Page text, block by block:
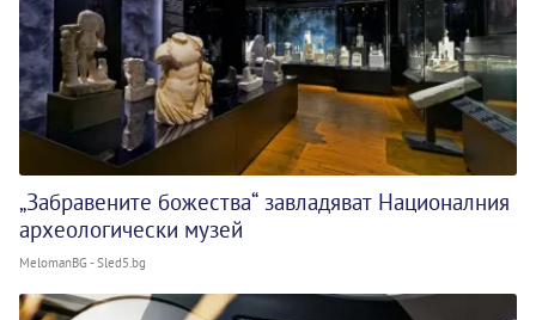
„Забравените божества“ завладяват Националния
археологически музей
MelomanBG - Sled5.bg